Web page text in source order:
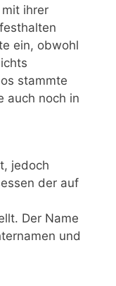
ihrer
ein, obwohl
stammte
auch noch in
jedoch
der auf
Der Name
und